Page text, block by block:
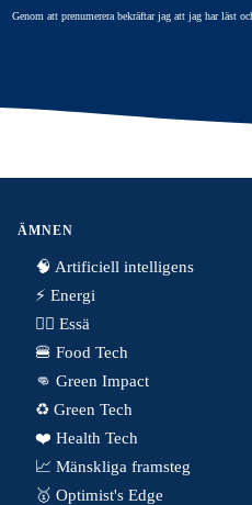
Genom att prenumerera bekräftar jag att jag har läst
ÄMNEN
🧠 Artificiell intelligens
⚡️ Energi
✍🏼 Essä
🍔 Food Tech
👊 Green Impact
♻️ Green Tech
❤️ Health Tech
📈 Mänskliga framsteg
🥇 Optimist's Edge